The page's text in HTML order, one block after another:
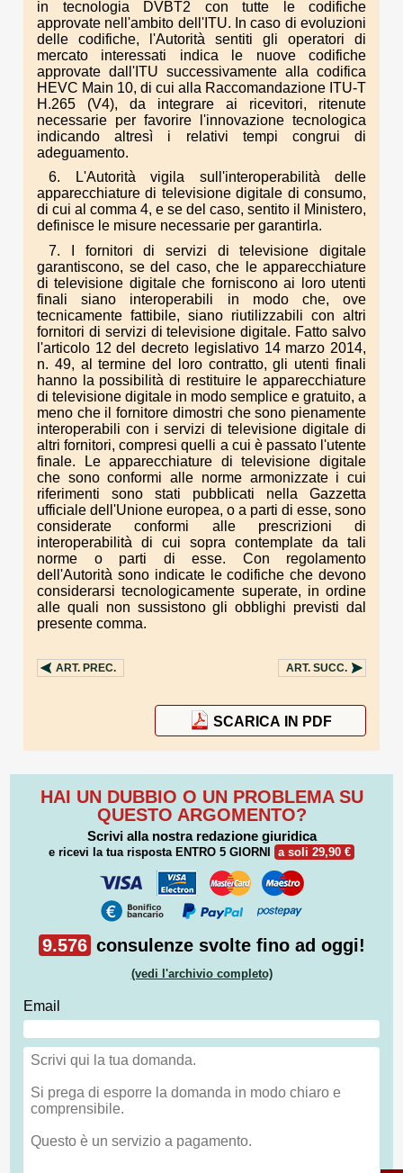
in tecnologia DVBT2 con tutte le codifiche
approvate nell'ambito dell'ITU. In caso di evoluzioni
delle codifiche, l'Autorità sentiti gli operatori di
mercato interessati indica le nuove codifiche
approvate dall'ITU successivamente alla codifica
HEVC Main 10, di cui alla Raccomandazione ITU-T
H.265 (V4), da integrare ai ricevitori, ritenute
necessarie per favorire l'innovazione tecnologica
indicando altresì i relativi tempi congrui di
adeguamento.
6. L'Autorità vigila sull'interoperabilità delle
apparecchiature di televisione digitale di consumo,
di cui al comma 4, e se del caso, sentito il Ministero,
definisce le misure necessarie per garantirla.
7. I fornitori di servizi di televisione digitale
garantiscono, se del caso, che le apparecchiature
di televisione digitale che forniscono ai loro utenti
finali siano interoperabili in modo che, ove
tecnicamente fattibile, siano riutilizzabili con altri
fornitori di servizi di televisione digitale. Fatto salvo
l'articolo 12 del decreto legislativo 14 marzo 2014,
n. 49, al termine del loro contratto, gli utenti finali
hanno la possibilità di restituire le apparecchiature
di televisione digitale in modo semplice e gratuito, a
meno che il fornitore dimostri che sono pienamente
interoperabili con i servizi di televisione digitale di
altri fornitori, compresi quelli a cui è passato l'utente
finale. Le apparecchiature di televisione digitale
che sono conformi alle norme armonizzate i cui
riferimenti sono stati pubblicati nella Gazzetta
ufficiale dell'Unione europea, o a parti di esse, sono
considerate conformi alle prescrizioni di
interoperabilità di cui sopra contemplate da tali
norme o parti di esse. Con regolamento
dell'Autorità sono indicate le codifiche che devono
considerarsi tecnologicamente superate, in ordine
alle quali non sussistono gli obblighi previsti dal
presente comma.
ART. PREC. ART. SUCC.
SCARICA IN PDF
HAI UN DUBBIO O UN PROBLEMA SU
QUESTO ARGOMENTO?
Scrivi alla nostra redazione giuridica
e ricevi la tua risposta ENTRO 5 GIORNI a soli 29,90 €
9.576 consulenze svolte fino ad oggi!
(vedi l'archivio completo)
Email